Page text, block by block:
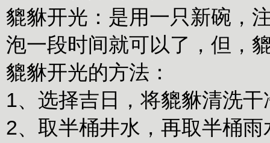
貔貅开光：是用一只新碗，
泡一段时间就可以了，但，
貔貅开光的方法：
1、选择吉日，将貔貅清洗干
2、取半桶井水，再取半桶雨